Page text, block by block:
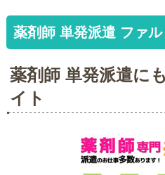
薬剤師 単発派遣 ファ
薬剤師 単発派遣に
イト